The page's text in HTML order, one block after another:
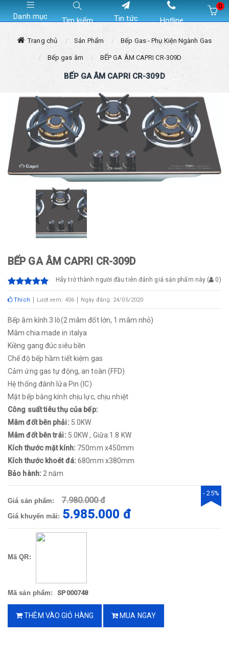
Danh mục Tìm kiếm Tin tức Hotline
0
Trang chủ Sản Phẩm Bếp Gas - Phụ Kiện Ngành Gas
Bếp gas âm BẾP GA ÂM CAPRI CR-309D
BẾP GA ÂM CAPRI CR-309D
BẾP GA ÂM CAPRI CR-309D
Hãy trở thành người đầu tiên đánh giá sản phẩm này ( 0)
Thích Lượt xem: 406 Ngày đăng: 24/05/2020
Bếp âm kính 3 lò(2 mâm đốt lớn, 1 mâm nhỏ)
Mâm chia made in italya
Kiềng gang đúc siêu bền
Chế độ bếp hầm tiết kiệm gas
Cảm ứng gas tự động, an toàn (FFD)
Hệ thống đánh lửa Pin (IC)
Mặt bếp bằng kính chịu lực, chịu nhiệt
Công suất tiêu thụ của bếp:
Mâm đốt bên phải: 5.0KW
Mâm đốt bên trái: 5.0KW , Giữa:1.8 KW
Kích thước mặt kính: 750mm x450mm
Kích thước khoét đá:680mm x380mm
Bảo hành: 2 năm
Giá sản phẩm: 7.980.000 đ
Giá khuyến mãi: 5.985.000 đ
- 25%
Mã QR:
Mã sản phẩm: SP000748
THÊM VÀO GIỎ HÀNG MUA NGAY